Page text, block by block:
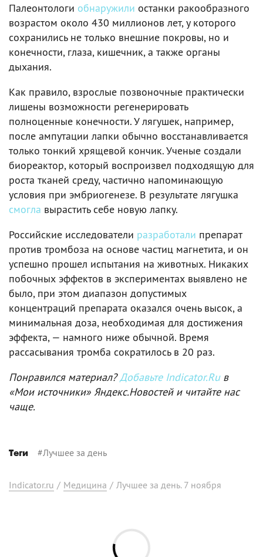
Палеонтологи обнаружили останки ракообразного
возрастом около 430 миллионов лет, у которого
сохранились не только внешние покровы, но и
конечности, глаза, кишечник, а также органы
дыхания.
Как правило, взрослые позвоночные практически
лишены возможности регенерировать
полноценные конечности. У лягушек, например,
после ампутации лапки обычно восстанавливается
только тонкий хрящевой кончик. Ученые создали
биореактор, который воспроизвел подходящую для
роста тканей среду, частично напоминающую
условия при эмбриогенезе. В результате лягушка
смогла вырастить себе новую лапку.
Российские исследователи разработали препарат
против тромбоза на основе частиц магнетита, и он
успешно прошел испытания на животных. Никаких
побочных эффектов в экспериментах выявлено не
было, при этом диапазон допустимых
концентраций препарата оказался очень высок, а
минимальная доза, необходимая для достижения
эффекта, — намного ниже обычной. Время
рассасывания тромба сократилось в 20 раз.
Понравился материал?Добавьте Indicator.Ruв
«Мои источники» Яндекс.Новостей и читайте нас
чаще.
Теги #Лучшее за день
Indicator.ru / Медицина / Лучшее за день. 7 ноября